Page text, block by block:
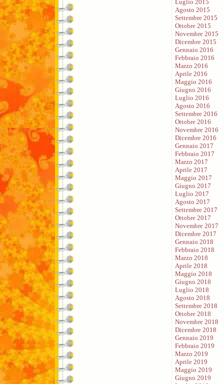
Luglio 2015
Agosto 2015
Settembre 2015
Ottobre 2015
Novembre 2015
Dicembre 2015
Gennaio 2016
Febbraio 2016
Marzo 2016
Aprile 2016
Maggio 2016
Giugno 2016
Luglio 2016
Agosto 2016
Settembre 2016
Ottobre 2016
Novembre 2016
Dicembre 2016
Gennaio 2017
Febbraio 2017
Marzo 2017
Aprile 2017
Maggio 2017
Giugno 2017
Luglio 2017
Agosto 2017
Settembre 2017
Ottobre 2017
Novembre 2017
Dicembre 2017
Gennaio 2018
Febbraio 2018
Marzo 2018
Aprile 2018
Maggio 2018
Giugno 2018
Luglio 2018
Agosto 2018
Settembre 2018
Ottobre 2018
Novembre 2018
Dicembre 2018
Gennaio 2019
Febbraio 2019
Marzo 2019
Aprile 2019
Maggio 2019
Giugno 2019